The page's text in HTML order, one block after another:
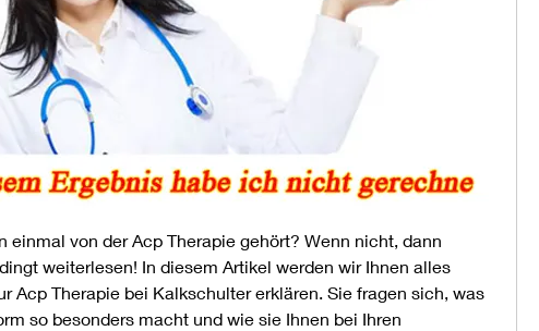
einmal von der Acp Therapie gehört? Wenn nicht, dann
weiterlesen! In diesem Artikel werden wir Ihnen alles
Acp Therapie bei Kalkschulter erklären. Sie fragen sich, was
so besonders macht und wie sie Ihnen bei Ihren